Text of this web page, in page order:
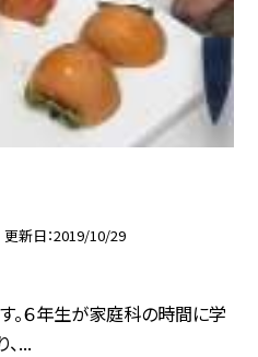
更新日 2019/10/29
６年生が家庭科の時間に学
...